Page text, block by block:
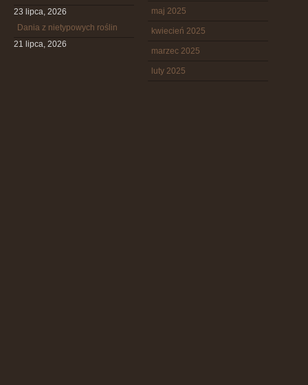
23 lipca, 2026
Dania z nietypowych roślin
21 lipca, 2026
maj 2025
kwiecień 2025
marzec 2025
luty 2025